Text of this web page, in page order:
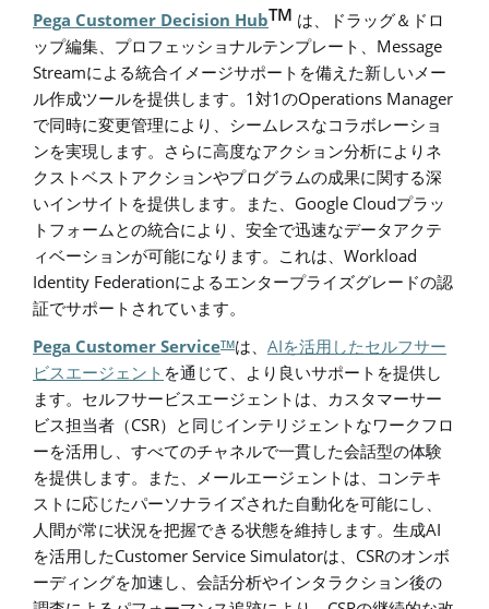
Pega Customer Decision HubTM は、ドラッグ＆ドロ
ップ編集、プロフェッショナルテンプレート、 Message
Streamによる統合イメージサポートを備えた新しいメー
ル作成ツールを提供します。 1対1のOperations Manager
で同時に変更管理により、シームレスなコラボレーショ
ンを実現します。さらに高度なアクション分析によりネ
クストベストアクションやプログラムの成果に関する深
いインサイトを提供します。また、 Google Cloudプラッ
トフォームとの統合により、安全で迅速なデータアクテ
ィベーションが可能になります。これは、 Workload
Identity Federationによるエンタープライズグレードの認
証でサポートされています。
Pega Customer ServiceTMは、 AIを活用したセルフサー
ビスエージェント を通じて、より良いサポートを提供し
ます。セルフサービスエージェントは、カスタマーサー
ビス担当者（CSR）と同じインテリジェントなワークフロ
ーを活用し、すべてのチャネルで一貫した会話型の体験
を提供します。また、メールエージェントは、コンテキ
ストに応じたパーソナライズされた自動化を可能にし、
人間が常に状況を把握できる状態を維持します。生成AI
を活用したCustomer Service Simulatorは、 CSRのオンボ
ーディングを加速し、会話分析やインタラクション後の